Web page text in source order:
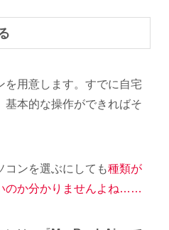
用意します。すでに自宅
基本的な操作ができればそ
コンを選ぶにしても種類が
のか分かりませんよね……